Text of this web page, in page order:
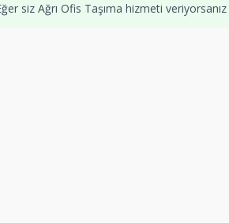
siz Ağrı Ofis Taşıma hizmeti veriyorsanız